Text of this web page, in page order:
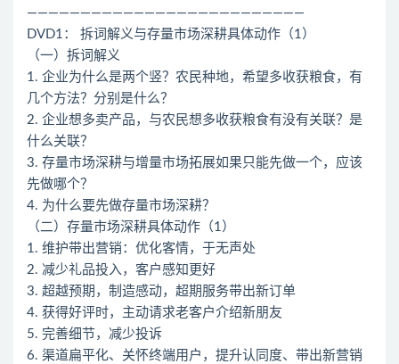
——————————————————————————
DVD1： 拆词解义与存量市场深耕具体动作（1）
（一）拆词解义
1. 企业为什么是两个竖？农民种地，希望多收获粮食，有
几个方法？分别是什么？
2. 企业想多卖产品，与农民想多收获粮食有没有关联？是
什么关联？
3. 存量市场深耕与增量市场拓展如果只能先做一个，应该
先做哪个？
4. 为什么要先做存量市场深耕？
（二）存量市场深耕具体动作（1）
1. 维护带出营销：优化客情，于无声处
2. 减少礼品投入，客户感知更好
3. 超越预期，制造感动，超期服务带出新订单
4. 获得好评时，主动请求老客户介绍新朋友
5. 完善细节，减少投诉
6. 渠道扁平化、关怀终端用户，提升认同度、带出新营销